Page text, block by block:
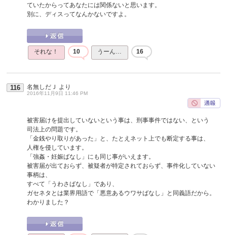
ていたからってあなたには関係ないと思います。
別に、ディスってなんかないですよ。
それな！ 10 うーん… 16
116 名無しだＪ より
2016年11月9日 11:46 PM
被害届けを提出していないという事は、刑事事件ではない、という
司法上の問題です。
「金銭やり取りがあった」と、たとえネット上でも断定する事は、
人権を侵しています。
「強姦・妊娠ばなし」にも同じ事がいえます。
被害届が出ておらず、被疑者が特定されておらず、事件化していない
事柄は、
すべて「うわさばなし」であり、
ガセネタとは業界用語で「悪意あるウワサばなし」と同義語だから。
わかりました？